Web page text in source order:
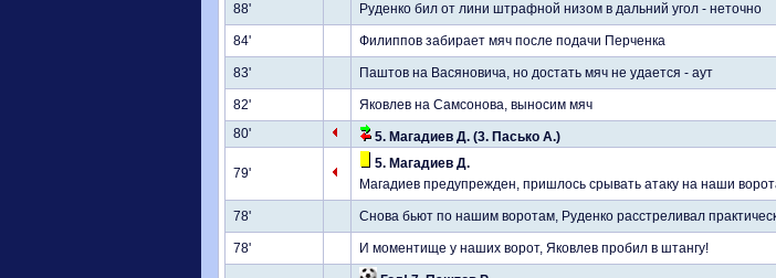
88' Руденко бил от лини штрафной низом в дальний угол - неточно
84' Филиппов забирает мяч после подачи Перченка
83' Паштов на Васяновича, но достать мяч не удается - аут
82'
Яковлев на Самсонова, выносим мяч
80'
5. Магадиев Д. (3. Пасько А.)
79'
5. Магадиев Д.
Магадиев предупрежден, пришлось срывать атаку на наши
78' Снова бьют по нашим воротам, Руденко расстреливал
78' И моментище у наших ворот, Яковлев пробил в штангу!